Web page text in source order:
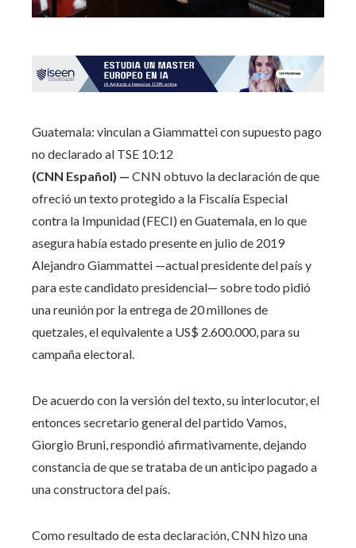
Guatemala: vinculan a Giammattei con supuesto pago
no declarado al TSE 10:12
(CNN Español) — CNN obtuvo la declaración de que
ofreció un texto protegido a la Fiscalía Especial
contra la Impunidad (FECI) en Guatemala, en lo que
asegura había estado presente en julio de 2019
Alejandro Giammattei —actual presidente del país y
para este candidato presidencial— sobre todo pidió
una reunión por la entrega de 20 millones de
quetzales, el equivalente a US$ 2.600.000, para su
campaña electoral.
De acuerdo con la versión del texto, su interlocutor, el
entonces secretario general del partido Vamos,
Giorgio Bruni, respondió afirmativamente, dejando
constancia de que se trataba de un anticipo pagado a
una constructora del país.
Como resultado de esta declaración, CNN hizo una